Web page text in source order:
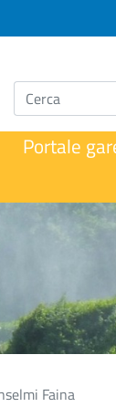
Portale
Faina